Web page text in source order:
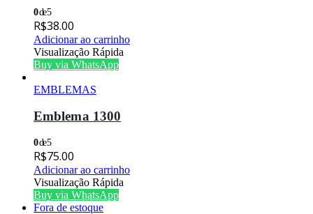
0de 5
R$38.00
Adicionar ao carrinho
Visualização Rápida
Buy via WhatsApp
EMBLEMAS
Emblema 1300
0de 5
R$75.00
Adicionar ao carrinho
Visualização Rápida
Buy via WhatsApp
Fora de estoque